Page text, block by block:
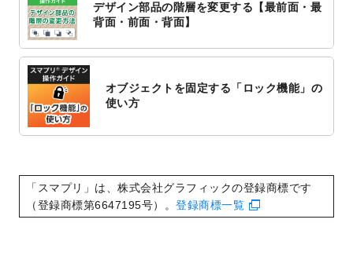
2022/10/1
2023年版1月始まりのカレンダーデザイン
2022/9/21
コンサートのチラシデザインテンプレート
2022/9/5
年賀状のデザインテンプレート
2022/9/5
喪中はがきのデザインテンプレートを公開
2022/8/24
印刷用データの解像度
を引き上げまし
た！
デザイン部品の階層を変更する【最前面・最
背面・前面・背面】
オブジェクトを固定する「ロック機能」の
使い方
「スマプリ」は、株式会社グラフィックの登録商標です
（登録商標第6647195号）。 登録商標一覧